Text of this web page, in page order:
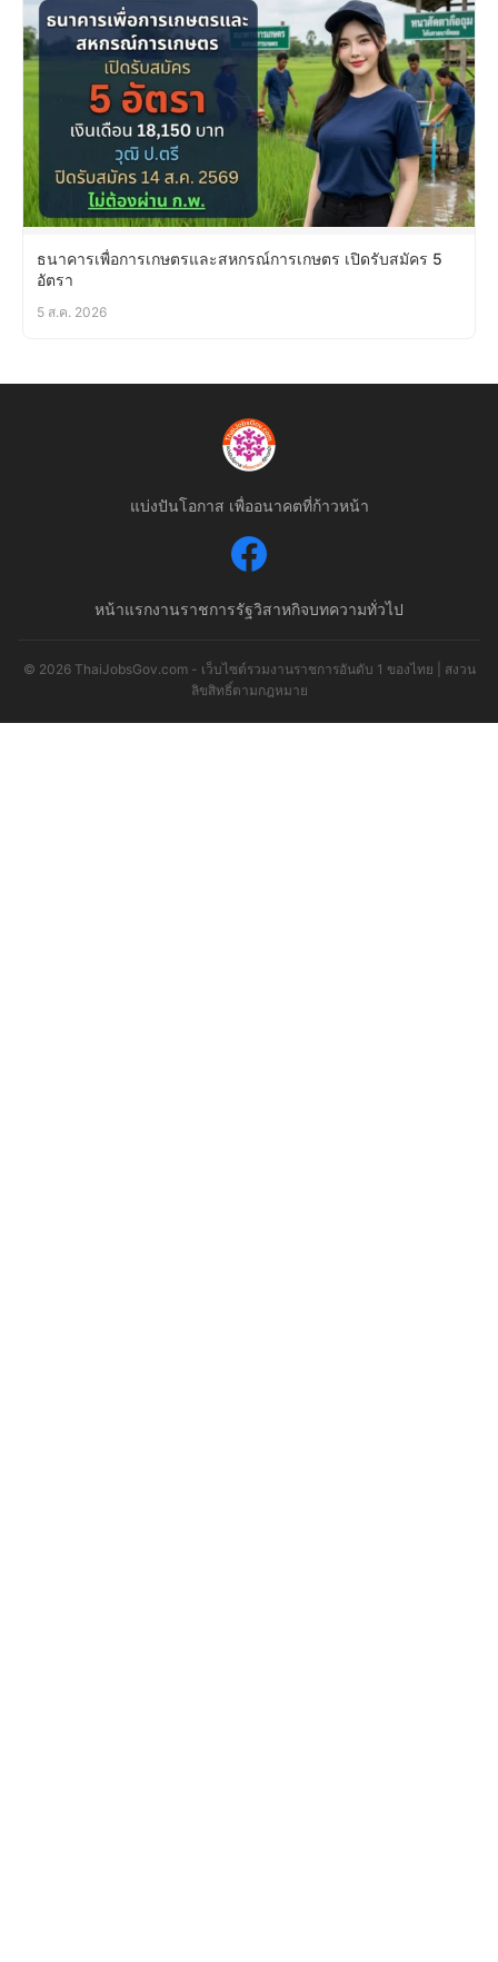
ธนาคารเพื่อการเกษตรและสหกรณ์การเกษตร เปิดรับสมัคร 5
อัตรา
5 ส.ค. 2026
แบ่งปันโอกาส เพื่ออนาคตที่ก้าวหน้า
หน้าแรกงานราชการรัฐวิสาหกิจบทความทั่วไป
© 2026 ThaiJobsGov.com - เว็บไซต์รวมงานราชการอันดับ 1 ของไทย | สงวน
ลิขสิทธิ์ตามกฎหมาย